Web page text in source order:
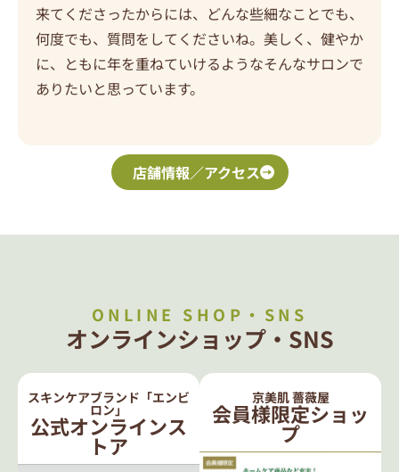
来てくださったからには、どんな些細なことでも、
何度でも、質問をしてくださいね。美しく、健やか
に、ともに年を重ねていけるようなそんなサロンで
ありたいと思っています。
店舗情報／アクセス
ONLINE SHOP・SNS
オンラインショップ・SNS
スキンケアブランド「エンビ
ロン」
公式オンラインス
トア
京美肌 薔薇屋
会員様限定ショッ
プ